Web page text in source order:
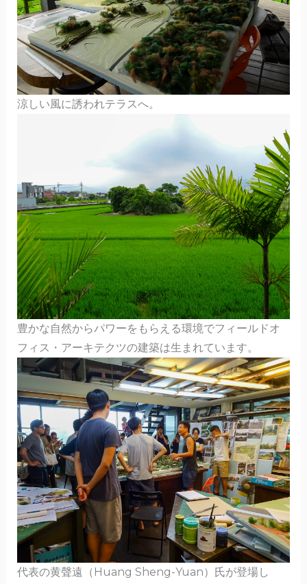
涼しい風に誘われテラスへ。
豊かな自然からパワーをもらえる環境でフィールドオ
フィス・アーキテクツの建築は生まれています。
代表の黄聲遠（Huang Sheng-Yuan）氏が登場し